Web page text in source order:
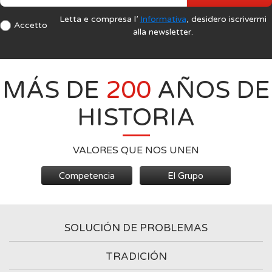
Accetto
Letta e compresa l’ Informativa, desidero iscrivermi
alla newsletter.
MÁS DE 200 AÑOS DE
HISTORIA
VALORES QUE NOS UNEN
Competencia El Grupo
SOLUCIÓN DE PROBLEMAS
TRADICIÓN